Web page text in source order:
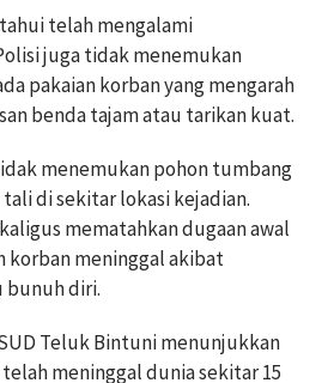
telah mengalami
juga tidak menemukan
pakaian korban yang mengarah
benda tajam atau tarikan kuat.
menemukan pohon tumbang
di sekitar lokasi kejadian.
mematahkan dugaan awal
meninggal akibat
bunuh diri.
Teluk Bintuni menunjukkan
meninggal dunia sekitar 15